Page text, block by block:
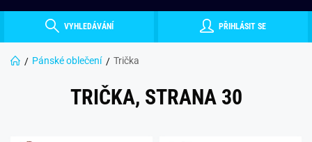
VYHLEDÁVÁNÍ PŘIHLÁSIT SE
Pánské oblečení Trička
TRIČKA, STRANA 30